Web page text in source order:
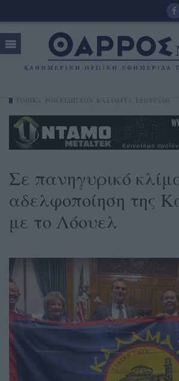
Σε πανηγυρικό
αδελφοποίηση της
με το Λόουελ